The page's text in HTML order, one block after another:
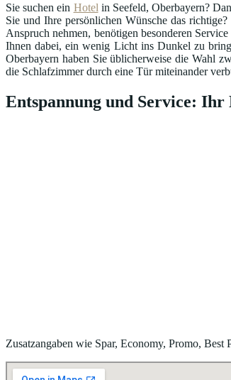
Sie suchen ein Hotel in Seefeld, Oberbayern?
Sie und Ihre persönlichen Wünsche das
Anspruch nehmen, benötigen besonderen
Ihnen dabei, ein wenig Licht ins Dunkel zu
Oberbayern haben Sie üblicherweise die Wahl
die Schlafzimmer durch eine Tür miteinander
Entspannung und Service:
Zusatzangaben wie Spar, Economy, Promo,